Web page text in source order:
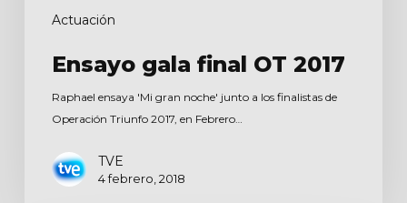
Actuación
Ensayo gala final OT 2017
Raphael ensaya 'Mi gran noche' junto a los finalistas de
Operación Triunfo 2017, en Febrero…
TVE
4 febrero, 2018